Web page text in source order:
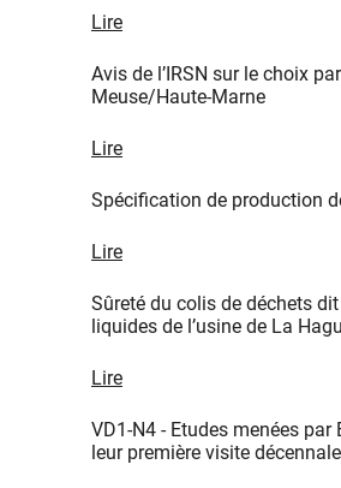
Lire
Avis de l’IRSN sur le choix
Meuse/Haute-Marne
Lire
Spécification de production
Lire
Sûreté du colis de déchets
liquides de l’usine de La
Lire
VD1-N4 - Etudes menées
leur première visite